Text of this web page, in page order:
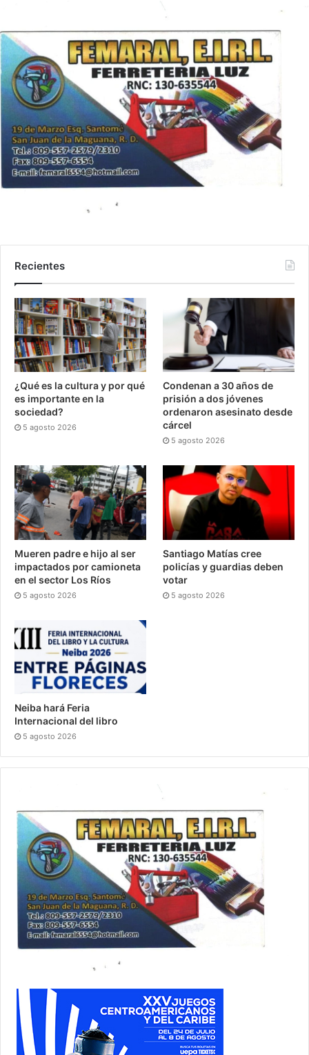
Recientes
¿Qué es la cultura y por qué
es importante en la
sociedad?
5 agosto 2026
Condenan a 30 años de
prisión a dos jóvenes
ordenaron asesinato desde
cárcel
5 agosto 2026
Mueren padre e hijo al ser
impactados por camioneta
en el sector Los Ríos
5 agosto 2026
Santiago Matías cree
policías y guardias deben
votar
5 agosto 2026
Neiba hará Feria
Internacional del libro
5 agosto 2026